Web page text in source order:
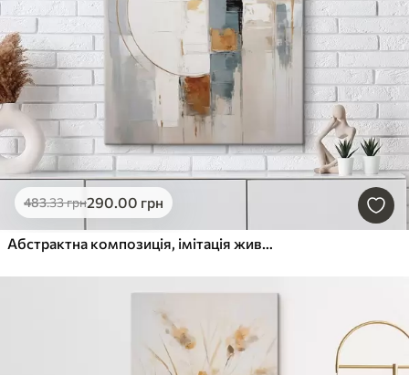
483.33грн290.00 грн
Абстрактна композиція, імітація живопису